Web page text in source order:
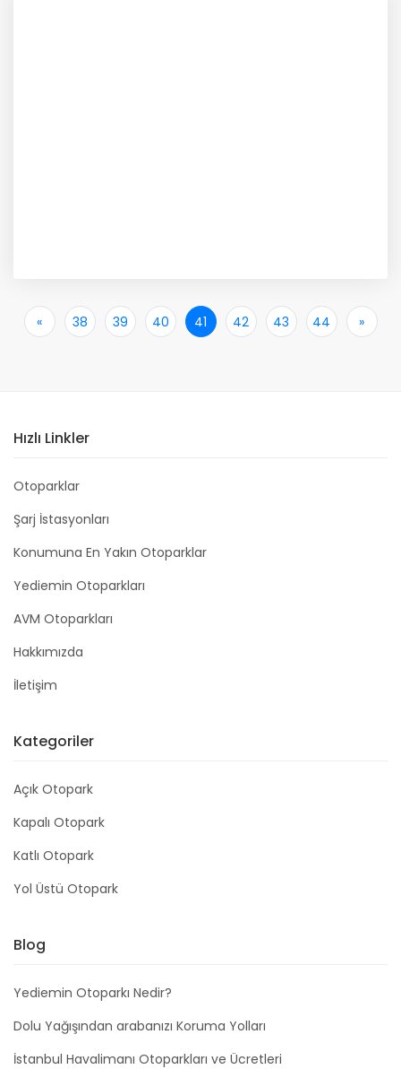
« 38 39 40 41 42 43 44 » Son
Hızlı Linkler
Otoparklar
Şarj İstasyonları
Konumuna En Yakın Otoparklar
Yediemin Otoparkları
AVM Otoparkları
Hakkımızda
İletişim
Kategoriler
Açık Otopark
Kapalı Otopark
Katlı Otopark
Yol Üstü Otopark
Blog
Yediemin Otoparkı Nedir?
Dolu Yağışından arabanızı Koruma Yolları
İstanbul Havalimanı Otoparkları ve Ücretleri